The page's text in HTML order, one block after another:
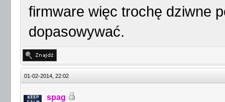
firmware więc trochę dziwne
dopasowywać.
01-02-2014, 22:02
spag